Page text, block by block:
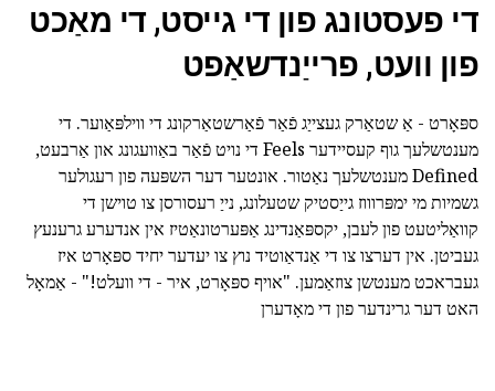
די פעסטונג פון די גייסט, די מאַכט
פון וועט, פרייַנדשאַפט
ספּאָרט - אַ שטאַרק געצייַג פֿאַר פֿאַרשטאַרקונג די ווילפּאַוער. די
מענטשלעך גוף קעסיידער Feels די נויט פֿאַר באַוועגונג און אַרבעט,
Defined מענטשלעך נאַטור. אונטער דער השפּעה פון רעגולער
גשמיות מי ימפּרוווז גייַסטיק שטעלונג, נייַ רעסורסן צו טוישן די
קוואַליטעט פון לעבן, יקספּאַנדינג אַפּערטונאַטיז אין אנדערע גרענעץ
געביטן. אין דערצו צו די אַנדאַוטיד נוץ צו יעדער יחיד ספּאָרט איז
געבראכט מענטשן צוזאַמען. "אויף ספּאָרט, איר - די וועלט!" - אַמאָל
האט דער גרינדער פון די מאָדערן